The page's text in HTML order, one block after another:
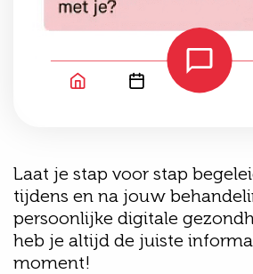
Laat je stap voor stap
tijdens en na jouw
persoonlijke digitale
heb je altijd de juiste
moment!